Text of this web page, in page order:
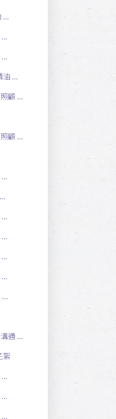
...
油 ...
顧 ...
顧 ...
通 ...
絮